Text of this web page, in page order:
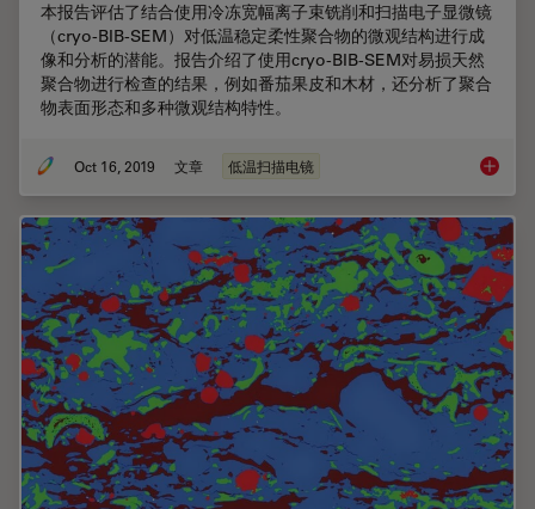
本报告评估了结合使用冷冻宽幅离子束铣削和扫描电子显微镜
（cryo-BIB-SEM）对低温稳定柔性聚合物的微观结构进行成
像和分析的潜能。报告介绍了使用cryo-BIB-SEM对易损天然
聚合物进行检查的结果，例如番茄果皮和木材，还分析了聚合
物表面形态和多种微观结构特性。
Oct 16, 2019 文章 低温扫描电镜 研究天